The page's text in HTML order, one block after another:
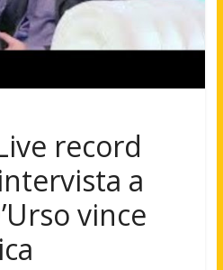
record
a
vince